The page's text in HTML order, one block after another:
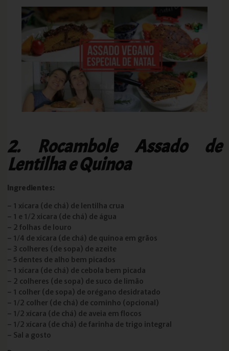
2. Rocambole Assado de
Lentilha e Quinoa
Ingredientes:
– 1 xícara (de chá) de lentilha crua
– 1 e 1/2 xícara (de chá) de água
– 2 folhas de louro
– 1/4 de xícara (de chá) de quinoa em grãos
– 3 colheres (de sopa) de azeite
– 5 dentes de alho bem picados
– 1 xícara (de chá) de cebola bem picada
– 2 colheres (de sopa) de suco de limão
– 1 colher (de sopa) de orégano desidratado
– 1/2 colher (de chá) de cominho (opcional)
– 1/2 xícara (de chá) de aveia em flocos
– 1/2 xícara (de chá) de farinha de trigo integral
– Sal a gosto